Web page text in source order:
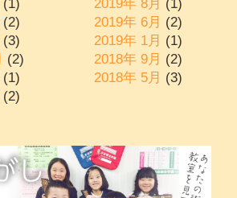
(1) 2019年 8月 (1)
(2) 2019年 6月 (2)
(3) 2019年 1月 (1)
(2) 2018年 9月 (2)
(1) 2018年 5月 (3)
(2)